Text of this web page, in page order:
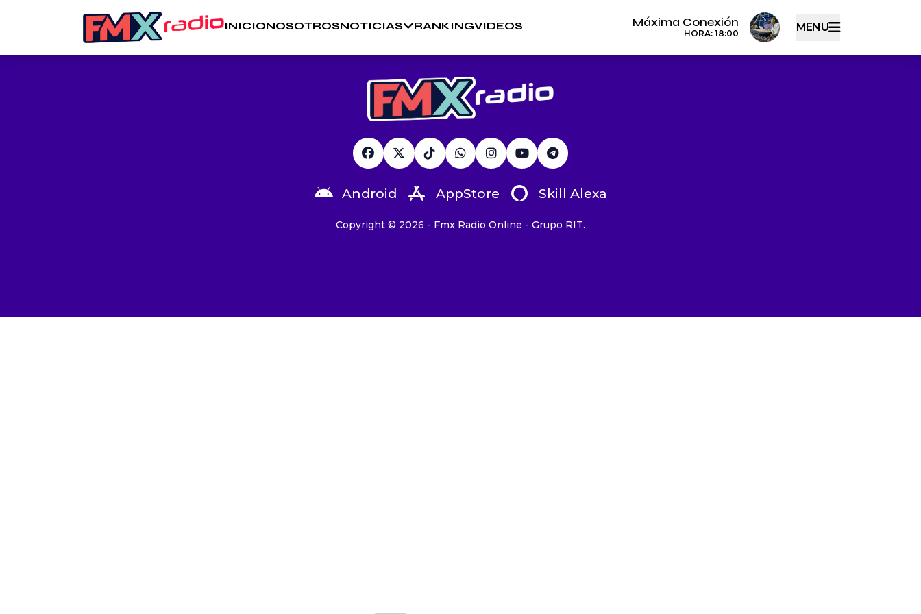
INICIONOSOTROSNOTICIAS RANKINGVIDEOS Máxima Conexión
HORA: 18:00 MENU
Android AppStore Skill Alexa
Copyright © 2026 - Fmx Radio Online - Grupo RIT.